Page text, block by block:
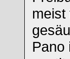
meist
Pano